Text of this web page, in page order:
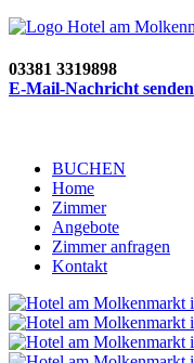
03381 3319898
E-Mail-Nachricht senden
BUCHEN
Home
Zimmer
Angebote
Zimmer anfragen
Kontakt